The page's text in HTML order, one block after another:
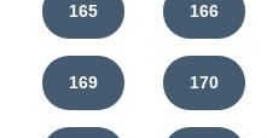
165 166
169 170